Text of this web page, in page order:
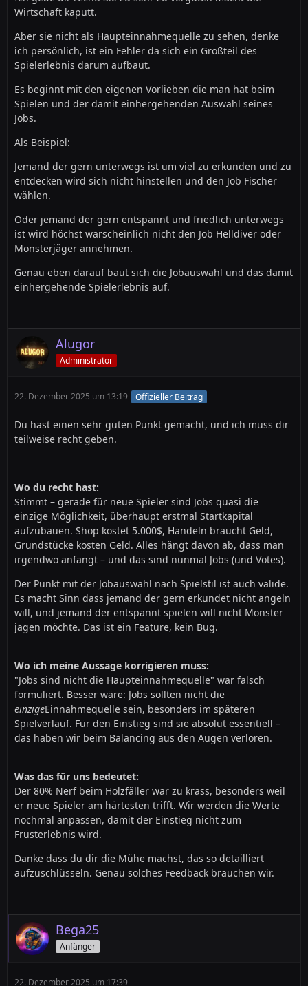
Wirtschaft kaputt.
Aber sie nicht als Haupteinnahmequelle zu sehen, denke
ich persönlich, ist ein Fehler da sich ein Großteil des
Spielerlebnis darum aufbaut.
Es beginnt mit den eigenen Vorlieben die man hat beim
Spielen und der damit einhergehenden Auswahl seines
Jobs.
Als Beispiel:
Jemand der gern unterwegs ist um viel zu erkunden und zu
entdecken wird sich nicht hinstellen und den Job Fischer
wählen.
Oder jemand der gern entspannt und friedlich unterwegs
ist wird höchst warscheinlich nicht den Job Helldiver oder
Monsterjäger annehmen.
Genau eben darauf baut sich die Jobauswahl und das damit
einhergehende Spielerlebnis auf.
Alugor
Administrator
22. Dezember 2025 um 13:19 Offizieller Beitrag
Du hast einen sehr guten Punkt gemacht, und ich muss dir
teilweise recht geben.
Wo du recht hast:
Stimmt – gerade für neue Spieler sind Jobs quasi die
einzige Möglichkeit, überhaupt erstmal Startkapital
aufzubauen. Shop kostet 5.000$, Handeln braucht Geld,
Grundstücke kosten Geld. Alles hängt davon ab, dass man
irgendwo anfängt – und das sind nunmal Jobs (und Votes).
Der Punkt mit der Jobauswahl nach Spielstil ist auch valide.
Es macht Sinn dass jemand der gern erkundet nicht angeln
will, und jemand der entspannt spielen will nicht Monster
jagen möchte. Das ist ein Feature, kein Bug.
Wo ich meine Aussage korrigieren muss:
"Jobs sind nicht die Haupteinnahmequelle" war falsch
formuliert. Besser wäre: Jobs sollten nicht die
einzigeEinnahmequelle sein, besonders im späteren
Spielverlauf. Für den Einstieg sind sie absolut essentiell –
das haben wir beim Balancing aus den Augen verloren.
Was das für uns bedeutet:
Der 80% Nerf beim Holzfäller war zu krass, besonders weil
er neue Spieler am härtesten trifft. Wir werden die Werte
nochmal anpassen, damit der Einstieg nicht zum
Frusterlebnis wird.
Danke dass du dir die Mühe machst, das so detailliert
aufzuschlüsseln. Genau solches Feedback brauchen wir.
Bega25
Anfänger
22. Dezember 2025 um 17:39